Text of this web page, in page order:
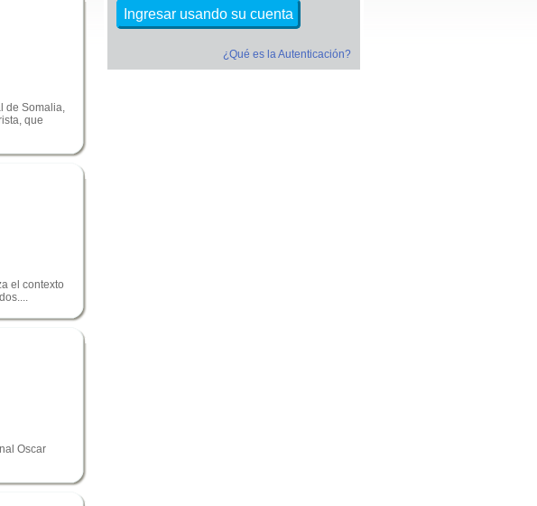
Ingresar usando su cuenta
¿Qué es la Autenticación?
de Somalia,
que
el contexto
Oscar